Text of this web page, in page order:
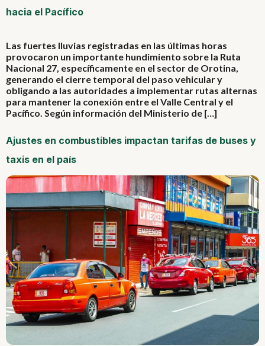
hacia el Pacífico
Las fuertes lluvias registradas en las últimas horas
provocaron un importante hundimiento sobre la Ruta
Nacional 27, específicamente en el sector de Orotina,
generando el cierre temporal del paso vehicular y
obligando a las autoridades a implementar rutas alternas
para mantener la conexión entre el Valle Central y el
Pacífico. Según información del Ministerio de […]
Ajustes en combustibles impactan tarifas de buses y
taxis en el país